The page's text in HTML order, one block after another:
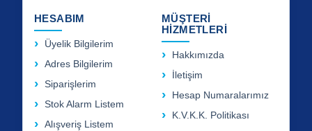
HESABIM
Üyelik Bilgilerim
Adres Bilgilerim
Siparişlerim
Stok Alarm Listem
Alışveriş Listem
MÜŞTERİ
HİZMETLERİ
Hakkımızda
İletişim
Hesap Numaralarımız
K.V.K.K. Politikası